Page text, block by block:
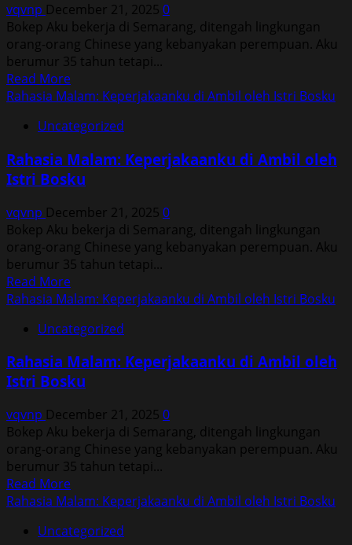
vqvnp December 21, 2025 0
Bokep Aku bekerja di Semarang, ditengah lingkungan
orang-orang Chinese yang kebanyakan perempuan. Aku
berumur 35 tahun tetapi...
Read MoreRead
more
Rahasia
Keperjakaanku
di
oleh
Istri
Bosku
Rahasia Malam: Keperjakaanku di Ambil oleh Istri Bosku
Uncategorized
Rahasia Malam: Keperjakaanku di Ambil oleh
Istri Bosku
vqvnp December 21, 2025 0
Bokep Aku bekerja di Semarang, ditengah lingkungan
orang-orang Chinese yang kebanyakan perempuan. Aku
berumur 35 tahun tetapi...
Read MoreRead
more
Rahasia
Keperjakaanku
di
oleh
Istri
Bosku
Rahasia Malam: Keperjakaanku di Ambil oleh Istri Bosku
Uncategorized
Rahasia Malam: Keperjakaanku di Ambil oleh
Istri Bosku
vqvnp December 21, 2025 0
Bokep Aku bekerja di Semarang, ditengah lingkungan
orang-orang Chinese yang kebanyakan perempuan. Aku
berumur 35 tahun tetapi...
Read MoreRead
more
Rahasia
Rahasia Malam: Keperjakaanku di Ambil oleh Istri Bosku
Uncategorized